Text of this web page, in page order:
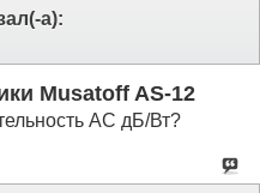
а):
Musatoff AS-12
АС дБ/Вт?